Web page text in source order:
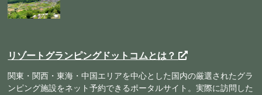
リゾートグランピングドットコムとは？
関東・関西・東海・中国エリアを中心とした国内の厳選されたグラ
ンピング施設をネット予約できるポータルサイト。実際に訪問した